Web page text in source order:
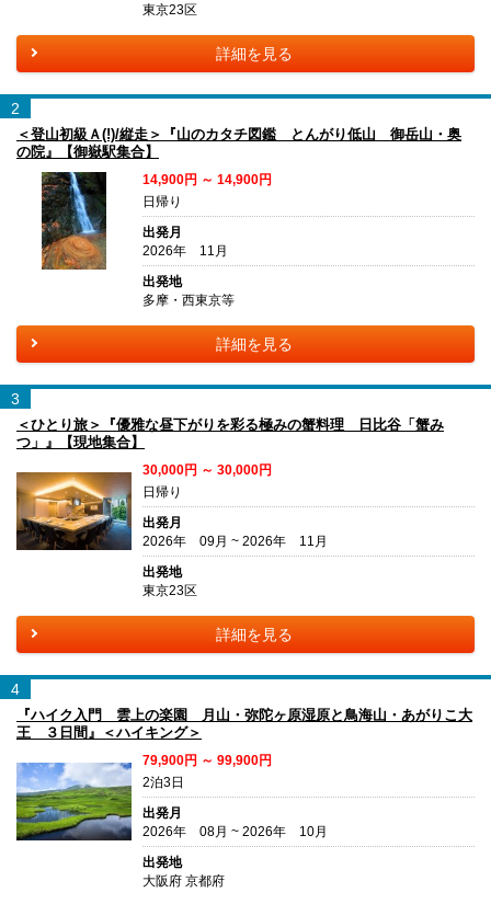
東京23区
詳細を見る
2
＜登山初級Ａ(!)/縦走＞『山のカタチ図鑑 とんがり低山 御岳山・奥
の院』【御嶽駅集合】
14,900円 ～ 14,900円
日帰り
出発月
2026年 11月
出発地
多摩・西東京等
詳細を見る
3
＜ひとり旅＞『優雅な昼下がりを彩る極みの蟹料理 日比谷「蟹み
つ」』【現地集合】
30,000円 ～ 30,000円
日帰り
出発月
2026年 09月 ~ 2026年 11月
出発地
東京23区
詳細を見る
4
『ハイク入門 雲上の楽園 月山・弥陀ヶ原湿原と鳥海山・あがりこ大
王 ３日間』＜ハイキング＞
79,900円 ～ 99,900円
2泊3日
出発月
2026年 08月 ~ 2026年 10月
出発地
大阪府 京都府